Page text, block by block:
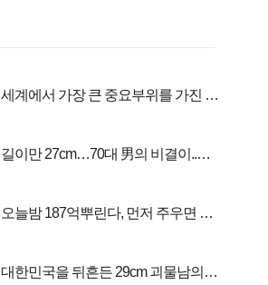
세계에서 가장 큰 중요부위를 가진 남
길이만 27cm…70대 男의 비결이..충
오늘밤 187억뿌린다, 먼저 주우면 최
대한민국을 뒤흔든 29cm 괴물남의